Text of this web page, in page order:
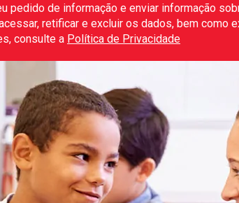
pedido de informação e enviar informação
retificar e excluir os dados, bem como
consulte a Política de Privacidade